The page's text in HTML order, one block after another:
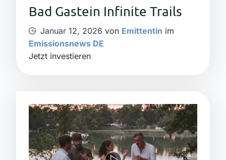
Bad Gastein Infinite Trails
Januar 12, 2026 von Emittentin im
Emissionsnews DE
Jetzt investieren